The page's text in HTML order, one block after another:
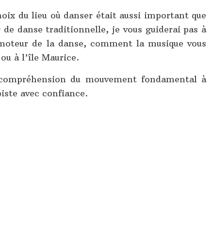
du lieu où danser était aussi important que
danse traditionnelle, je vous guiderai pas à
de la danse, comment la musique vous
à l’île Maurice.
du mouvement fondamental à
avec confiance.